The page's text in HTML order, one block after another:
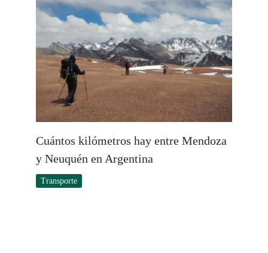
Cuántos kilómetros hay entre Mendoza
y Neuquén en Argentina
Transporte